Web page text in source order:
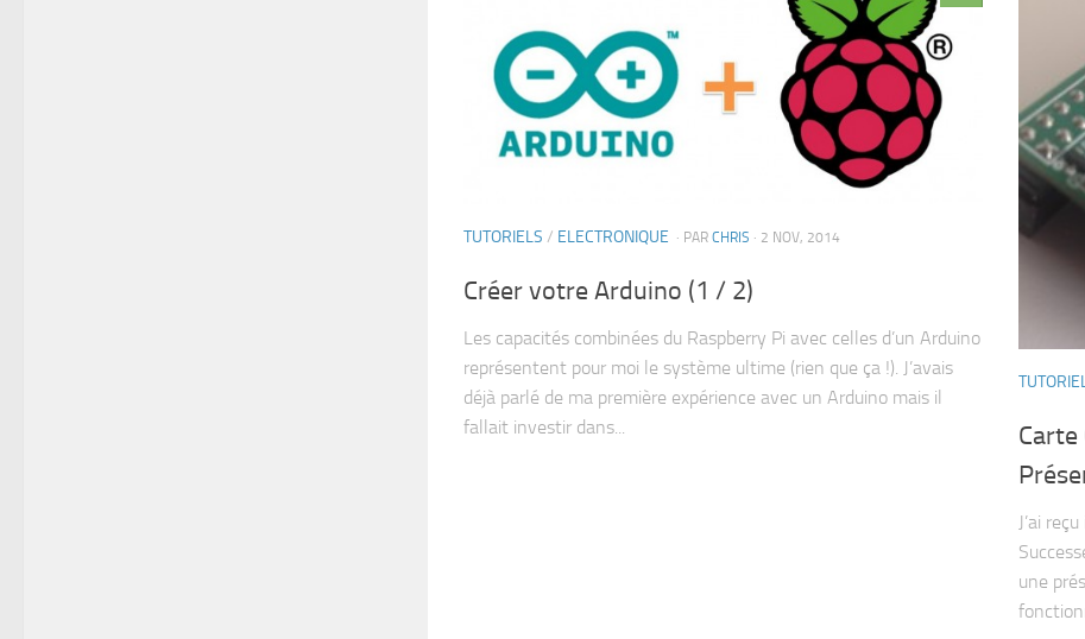
TUTORIELS / ELECTRONIQUE · PAR CHRIS · 2 NOV, 2014
Créer votre Arduino (1 / 2)
Les capacités combinées du Raspberry Pi avec celles d’un Arduino
représentent pour moi le système ultime (rien que ça !). J’avais
déjà parlé de ma première expérience avec un Arduino mais il
fallait investir dans...
J’ai
une